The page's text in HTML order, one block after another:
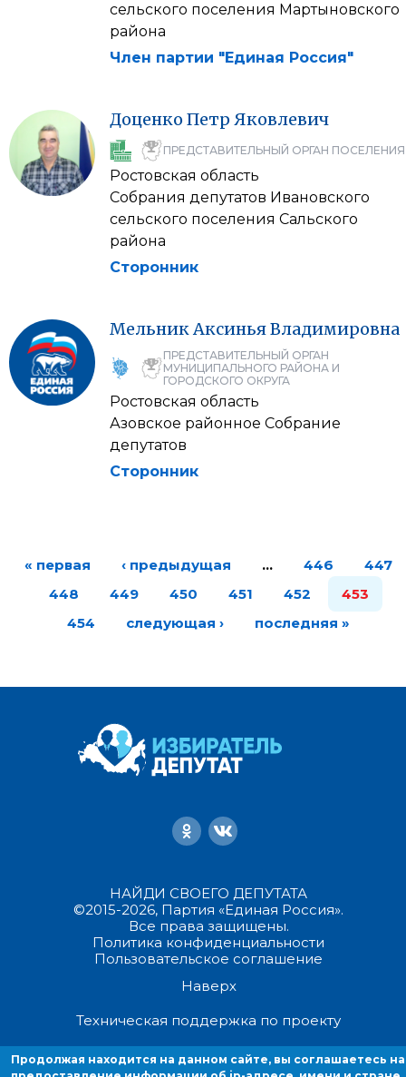
сельского поселения Мартыновского
района
Член партии "Единая Россия"
Доценко Петр Яковлевич
ПРЕДСТАВИТЕЛЬНЫЙ ОРГАН ПОСЕЛЕНИЯ
Ростовская область
Собрания депутатов Ивановского
сельского поселения Сальского
района
Сторонник
МельникАксиньяВладимировна
ПРЕДСТАВИТЕЛЬНЫЙ ОРГАН
МУНИЦИПАЛЬНОГО РАЙОНА И
ГОРОДСКОГО ОКРУГА
Ростовская область
Азовское районное Собрание
депутатов
Сторонник
« первая ‹ предыдущая … 446
447
448
449 450 451 452
453
454
следующая › последняя »
НАЙДИ СВОЕГО ДЕПУТАТА
©2015-2026, Партия «Единая Россия».
Все права защищены.
Политика конфиденциальности
Пользовательское соглашение
Наверх
Техническая поддержка по проекту
Продолжая находиться на данном сайте, вы соглашаетесь на
Продолжая находится на данном сайте, вы соглашаетесь на